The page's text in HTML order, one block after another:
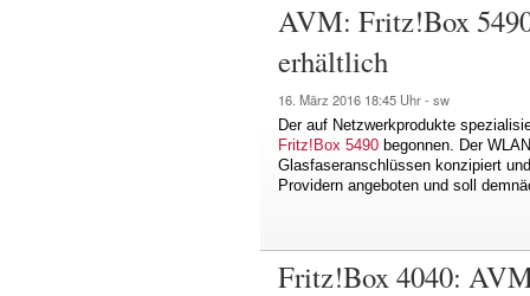
AVM: Fritz!Box
erhältlich
16. März 2016 18:45 Uhr - sw
Der auf Netzwerkprodukte
Fritz!Box 5490 begonnen. Der
Glasfaseranschlüssen konzipiert
Providern angeboten und soll
Fritz!Box 4040: